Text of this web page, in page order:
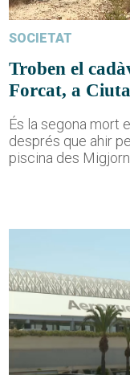
SOCIETAT
Troben el
Forcat, a
És la segona mort
després que ahir
piscina des